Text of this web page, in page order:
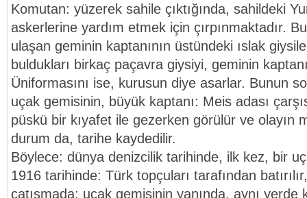
Komutan: yüzerek sahile çıktığında, sahildeki
askerlerine yardım etmek için çırpınmaktadır.
ulaşan geminin kaptanının üstündeki ıslak
buldukları birkaç paçavra giysiyi, geminin
Üniformasını ise, kurusun diye asarlar. Bunun
uçak gemisinin, büyük kaptanı: Meis adası
püskü bir kıyafet ile gezerken görülür ve olayın
durum da, tarihe kaydedilir.
Böylece: dünya denizcilik tarihinde, ilk kez, bir
1916 tarihinde: Türk topçuları tarafından
çatışmada: uçak gemisinin yanında, aynı yerde